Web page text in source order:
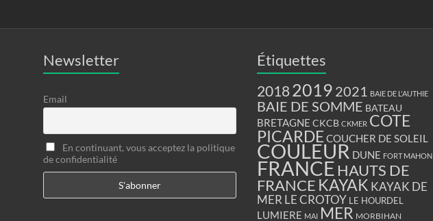
Newsletter
Email
En continuant, vous acceptez la politique
de confidentialité
Étiquettes
20182019 2021 BAIE DE L'AUTHIE
BAIE DE SOMME BATEAU
BRETAGNE CKCB CKMER COTE
PICARDECOUCHER DE SOLEIL
COULEUR DUNE FORT MAHON
FRANCE HAUTS DE
FRANCE KAYAK KAYAK DE
MER LE CROTOY LE HOURDEL
LUMIERE MAI MER MORBIHAN